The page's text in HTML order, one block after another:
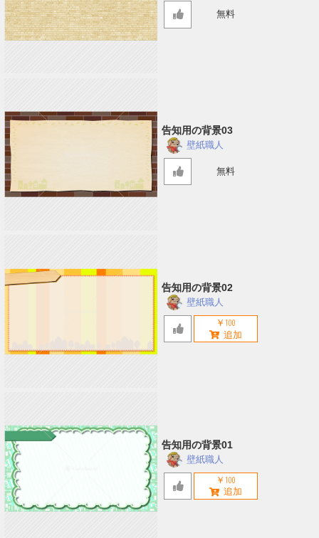
無料
告知用の背景03
壁紙職人
無料
告知用の背景02
壁紙職人
￥100
告知用の背景01
壁紙職人
￥100